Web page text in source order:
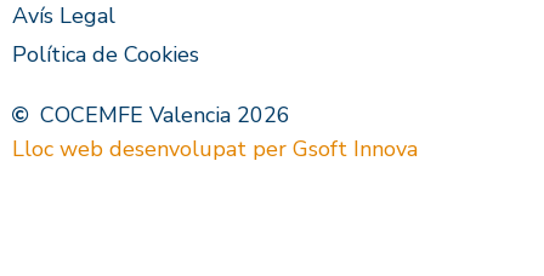
Avís Legal
Política de Cookies
COCEMFE Valencia 2026
Lloc web desenvolupat per Gsoft Innova